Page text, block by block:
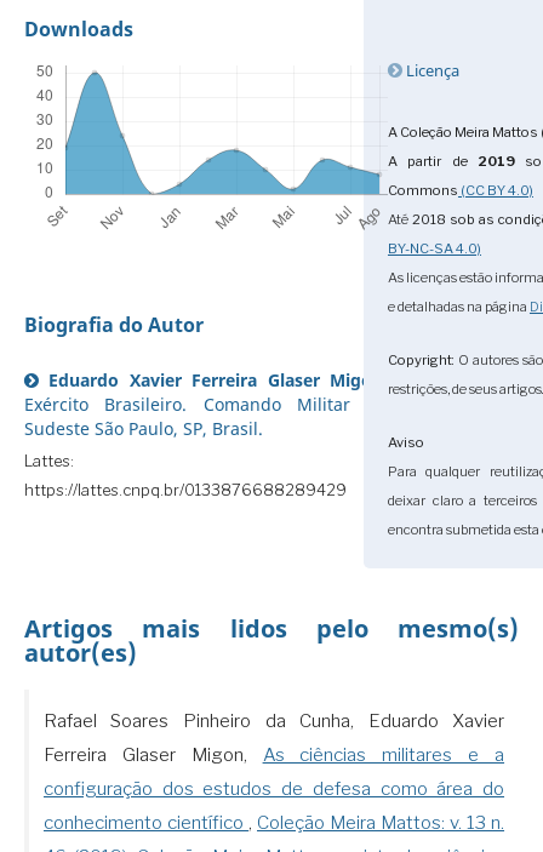
Downloads
Biografia do Autor
Eduardo Xavier Ferreira Glaser Migon,
Exército Brasileiro. Comando Militar do
Sudeste São Paulo, SP, Brasil.
Lattes:
https://lattes.cnpq.br/0133876688289429
Licença
A Coleção Meira Mattos
A partir de 2019
Commons (CC BY 4.0)
Até 2018 sob as
BY-NC-SA 4.0)
As licenças estão
e detalhadas na página
Copyright: O autores
restrições, de seus artigos.
Aviso
Para qualquer
deixar claro a
encontra submetida esta
Artigos mais lidos pelo mesmo(s)
autor(es)
Rafael Soares Pinheiro da Cunha, Eduardo Xavier
Ferreira Glaser Migon, As ciências militares e a
configuração dos estudos de defesa como área do
conhecimento científico , Coleção Meira Mattos: v. 13 n.